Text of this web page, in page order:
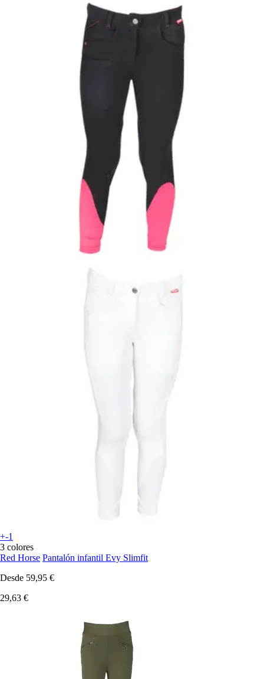
+-1
3 colores
Red Horse Pantalón infantil Evy Slimfit
Desde 59,95 €
29,63 €